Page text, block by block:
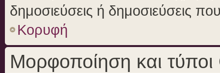
δημοσιεύσεις ή δημοσιεύσεις
Κορυφή
Μορφοποίηση και